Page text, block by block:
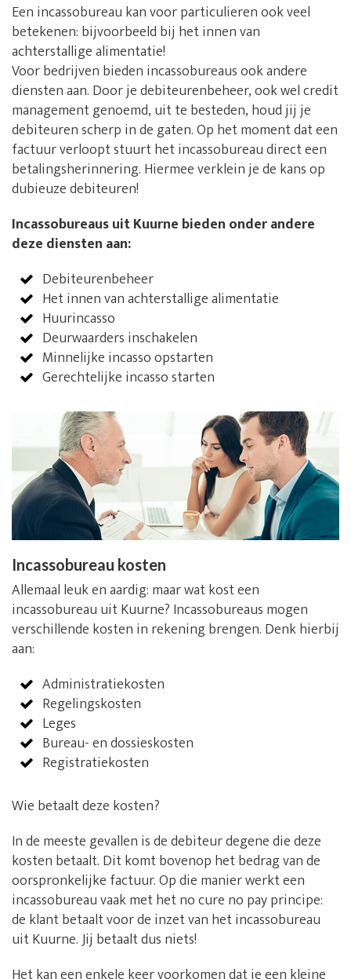
Een incassobureau kan voor particulieren ook veel
betekenen: bijvoorbeeld bij het innen van
achterstallige alimentatie!
Voor bedrijven bieden incassobureaus ook andere
diensten aan. Door je debiteurenbeheer, ook wel credit
management genoemd, uit te besteden, houd jij je
debiteuren scherp in de gaten. Op het moment dat een
factuur verloopt stuurt het incassobureau direct een
betalingsherinnering. Hiermee verklein je de kans op
dubieuze debiteuren!
Incassobureaus uit Kuurne bieden onder andere
deze diensten aan:
Debiteurenbeheer
Het innen van achterstallige alimentatie
Huurincasso
Deurwaarders inschakelen
Minnelijke incasso opstarten
Gerechtelijke incasso starten
Incassobureau kosten
Allemaal leuk en aardig: maar wat kost een
incassobureau uit Kuurne? Incassobureaus mogen
verschillende kosten in rekening brengen. Denk hierbij
aan:
Administratiekosten
Regelingskosten
Leges
Bureau- en dossieskosten
Registratiekosten
Wie betaalt deze kosten?
In de meeste gevallen is de debiteur degene die deze
kosten betaalt. Dit komt bovenop het bedrag van de
oorspronkelijke factuur. Op die manier werkt een
incassobureau vaak met het no cure no pay principe:
de klant betaalt voor de inzet van het incassobureau
uit Kuurne. Jij betaalt dus niets!